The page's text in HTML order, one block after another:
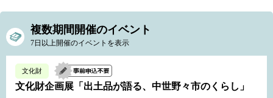
複数期間開催のイベント
7日以上開催のイベントを表示
文化財
文化財企画展「出土品が語る、中世野々市のくらし」